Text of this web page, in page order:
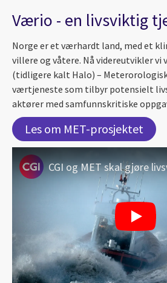
Værio - en livsviktig
Norge er et værhardt land, med et
villere og våtere. Nå videreutvikler
(tidligere kalt Halo) –
værtjeneste som tilbyr potensielt
aktører med samfunnskritiske
Les om MET-prosjektet